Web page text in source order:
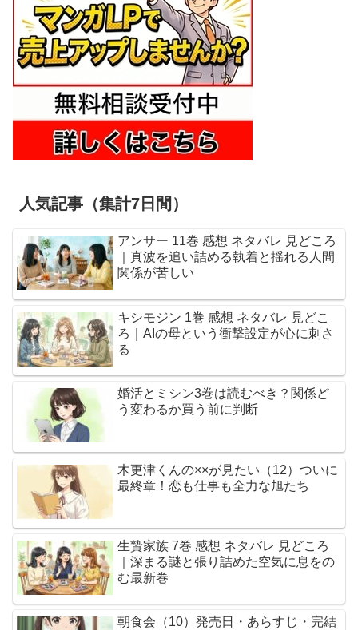
人気記事（集計7日間）
アンサー 11巻 感想 ネタバレ 見どころ
｜真波を追い詰める執着と揺れる人間
関係が苦しい
キシモジン 1巻 感想 ネタバレ 見どこ
ろ｜AIの母という衝撃設定が心に刺さ
る
婚活とミシン3巻は読むべき？関係ど
う変わるか買う前に判断
木更津くんの××が見たい（12）ついに
最終章！恋も仕事も全力な旭たち
生贄家族 7巻 感想 ネタバレ 見どころ
｜深まる謎と張り詰めた空気に息をの
む最新巻
朝食会（10）発売日・あらすじ・完結